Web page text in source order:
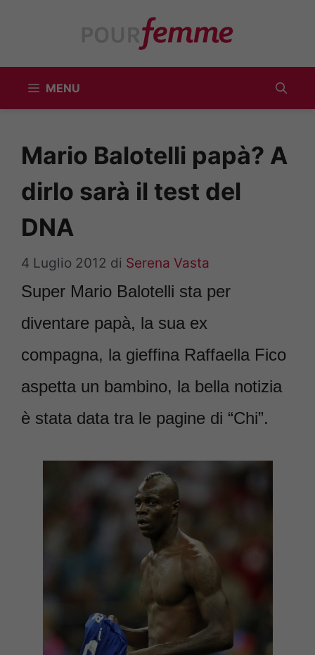
MENU
Mario Balotelli papà? A
dirlo sarà il test del
DNA
4 Luglio 2012 di Serena Vasta
Super Mario Balotelli sta per
diventare papà, la sua ex
compagna, la gieffina Raffaella Fico
aspetta un bambino, la bella notizia
è stata data tra le pagine di “Chi”.